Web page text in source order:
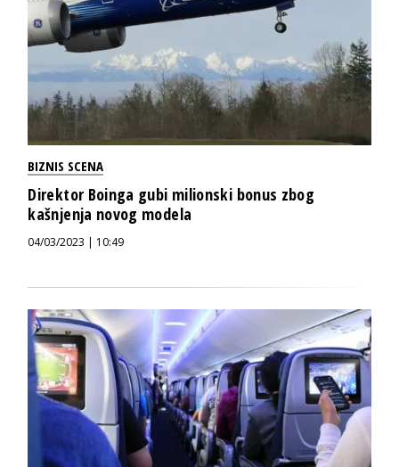
BIZNIS SCENA
Direktor Boinga gubi milionski bonus zbog
kašnjenja novog modela
04/03/2023 | 10:49